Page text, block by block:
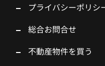
プライバシーポリシ
総合お問合せ
不動産物件を買う